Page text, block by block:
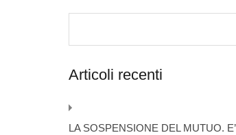
Articoli recenti
LA SOSPENSIONE DEL MUTUO. E’